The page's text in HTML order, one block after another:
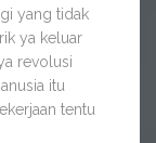
yang tidak
ya keluar
revolusi
itu
tentu